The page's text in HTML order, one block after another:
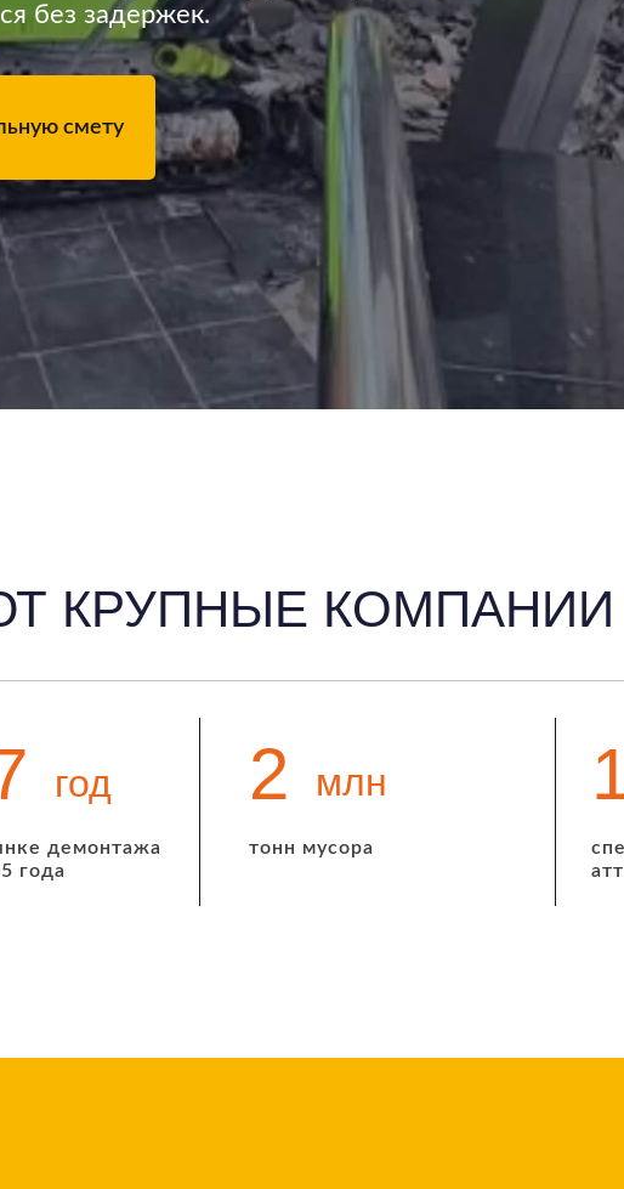
без задержек.
смету
КРУПНЫЕ
тонн мусора
2
демонтажа
года
год млн